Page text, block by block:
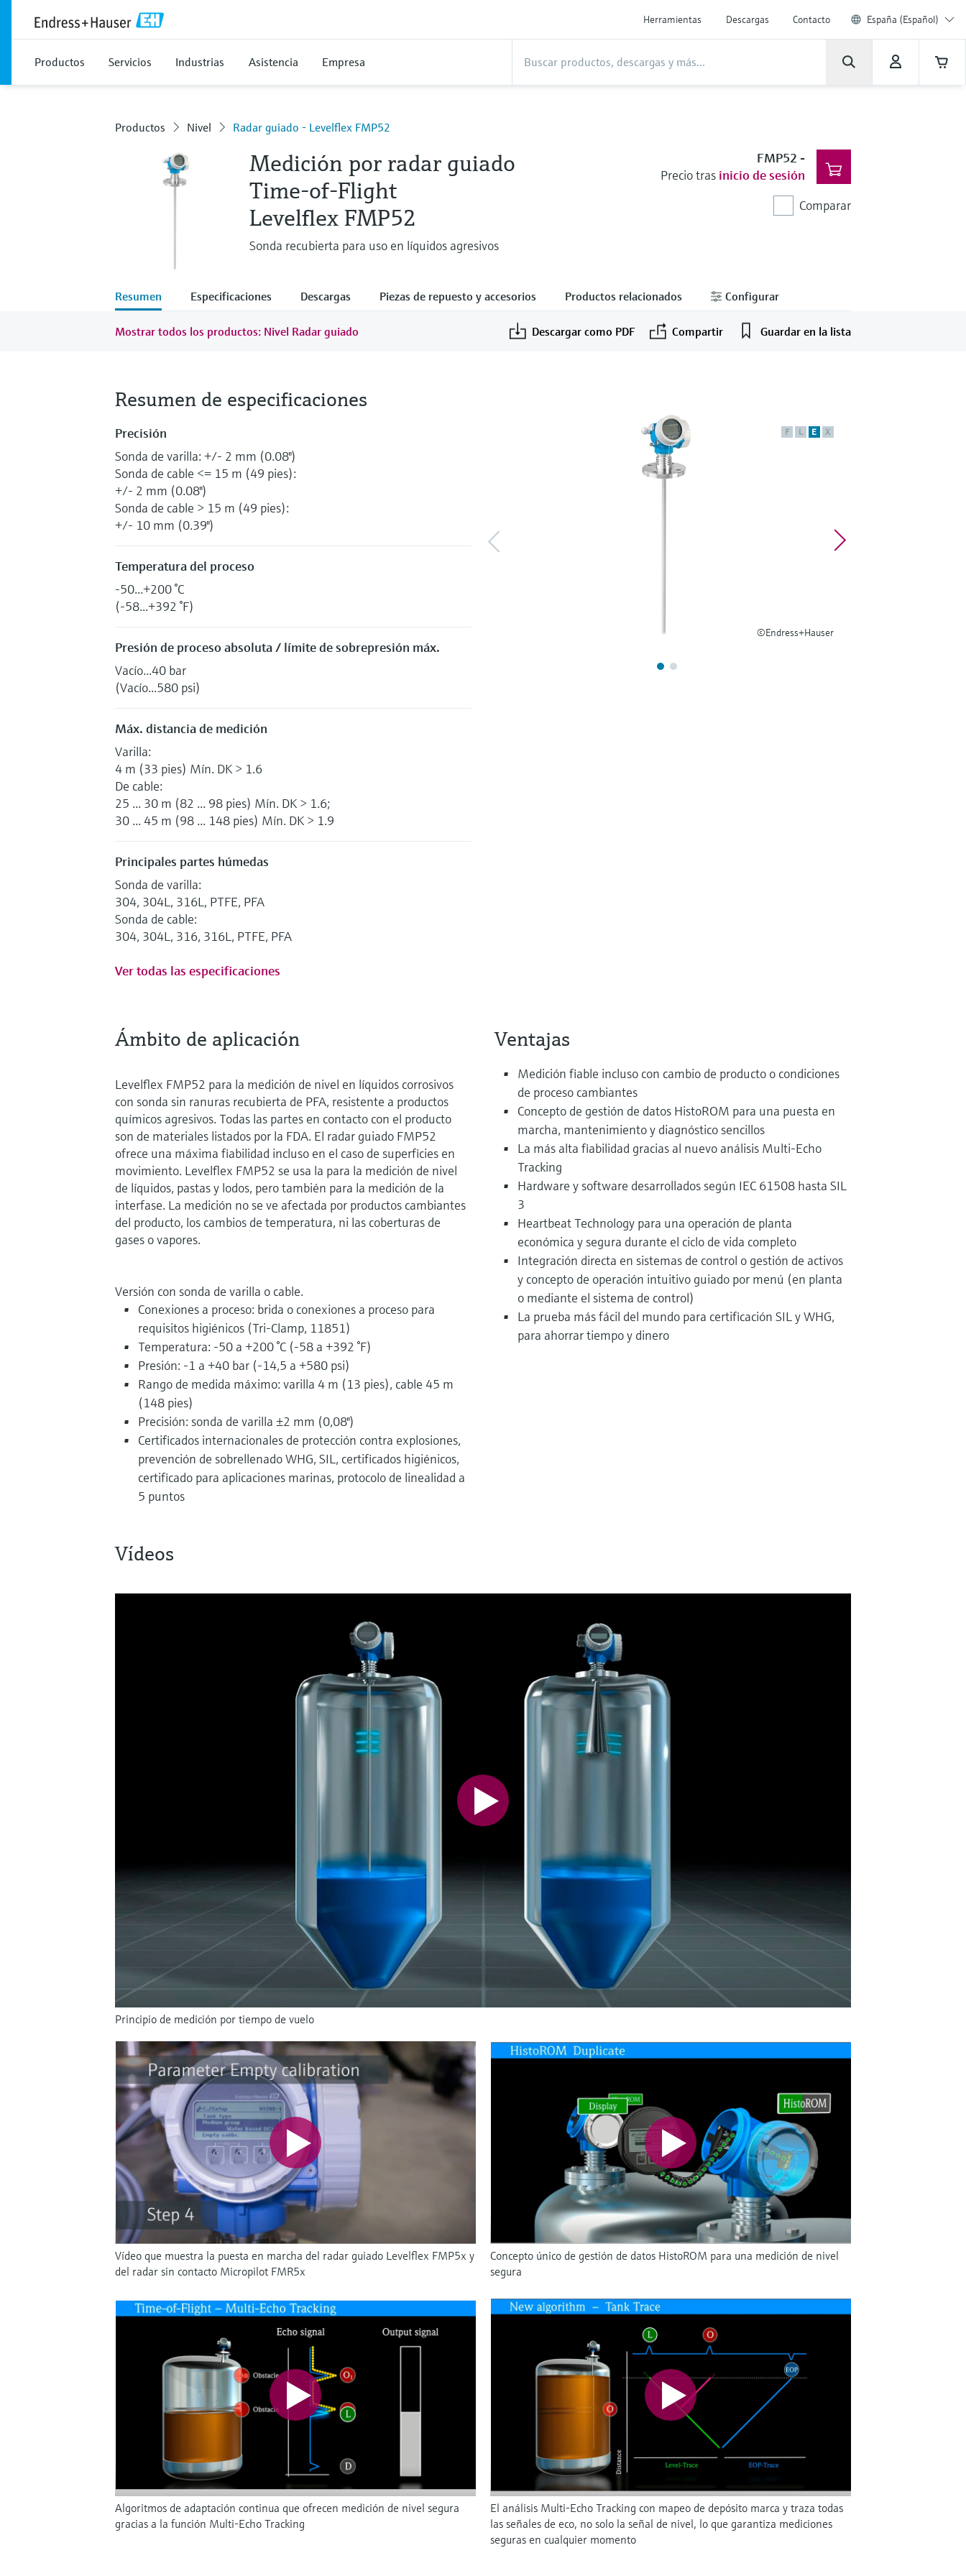
Herramientas Descargas Contacto España (Español)
Productos Servicios Industrias Asistencia Empresa
Productos Nivel Radar guiado - Levelflex FMP52
Medición por radar guiado
Time-of-Flight
Levelflex FMP52
Sonda recubierta para uso en líquidos agresivos
FMP52 -
Precio tras inicio de sesión
Comparar
Resumen Especificaciones Descargas Piezas de repuesto y accesorios Productos relacionados Configurar
Mostrar todos los productos: Nivel Radar guiado Descargar como PDF Compartir Guardar en la lista
F L E X
©Endress+Hauser
Resumen de especificaciones
Precisión
Sonda de varilla: +/- 2 mm (0.08")
Sonda de cable <= 15 m (49 pies):
+/- 2 mm (0.08")
Sonda de cable > 15 m (49 pies):
+/- 10 mm (0.39")
Temperatura del proceso
-50...+200 °C
(-58...+392 °F)
Presión de proceso absoluta / límite de sobrepresión máx.
Vacío...40 bar
(Vacío...580 psi)
Máx. distancia de medición
Varilla:
4 m (33 pies) Mín. DK > 1.6
De cable:
25 ... 30 m (82 ... 98 pies) Mín. DK > 1.6;
30 ... 45 m (98 ... 148 pies) Mín. DK > 1.9
Principales partes húmedas
Sonda de varilla:
304, 304L, 316L, PTFE, PFA
Sonda de cable:
304, 304L, 316, 316L, PTFE, PFA
Ver todas las especificaciones
Ámbito de aplicación
Levelflex FMP52 para la medición de nivel en líquidos corrosivos
con sonda sin ranuras recubierta de PFA, resistente a productos
químicos agresivos. Todas las partes en contacto con el producto
son de materiales listados por la FDA. El radar guiado FMP52
ofrece una máxima fiabilidad incluso en el caso de superficies en
movimiento. Levelflex FMP52 se usa la para la medición de nivel
de líquidos, pastas y lodos, pero también para la medición de la
interfase. La medición no se ve afectada por productos cambiantes
del producto, los cambios de temperatura, ni las coberturas de
gases o vapores.
Versión con sonda de varilla o cable.
Conexiones a proceso: brida o conexiones a proceso para
requisitos higiénicos (Tri-Clamp, 11851)
Temperatura: -50 a +200 °C (-58 a +392 °F)
Presión: -1 a +40 bar (-14,5 a +580 psi)
Rango de medida máximo: varilla 4 m (13 pies), cable 45 m
(148 pies)
Precisión: sonda de varilla ±2 mm (0,08")
Certificados internacionales de protección contra explosiones,
prevención de sobrellenado WHG, SIL, certificados higiénicos,
certificado para aplicaciones marinas, protocolo de linealidad a
5 puntos
Ventajas
Medición fiable incluso con cambio de producto o condiciones
de proceso cambiantes
Concepto de gestión de datos HistoROM para una puesta en
marcha, mantenimiento y diagnóstico sencillos
La más alta fiabilidad gracias al nuevo análisis Multi-Echo
Tracking
Hardware y software desarrollados según IEC 61508 hasta SIL
3
Heartbeat Technology para una operación de planta
económica y segura durante el ciclo de vida completo
Integración directa en sistemas de control o gestión de activos
y concepto de operación intuitivo guiado por menú (en planta
o mediante el sistema de control)
La prueba más fácil del mundo para certificación SIL y WHG,
para ahorrar tiempo y dinero
Vídeos
Principio de medición por tiempo de vuelo
Vídeo que muestra la puesta en marcha del radar guiado Levelflex FMP5x y
del radar sin contacto Micropilot FMR5x
Concepto único de gestión de datos HistoROM para una medición de nivel
segura
Algoritmos de adaptación continua que ofrecen medición de nivel segura
gracias a la función Multi-Echo Tracking
El análisis Multi-Echo Tracking con mapeo de depósito marca y traza todas
las señales de eco, no solo la señal de nivel, lo que garantiza mediciones
seguras en cualquier momento